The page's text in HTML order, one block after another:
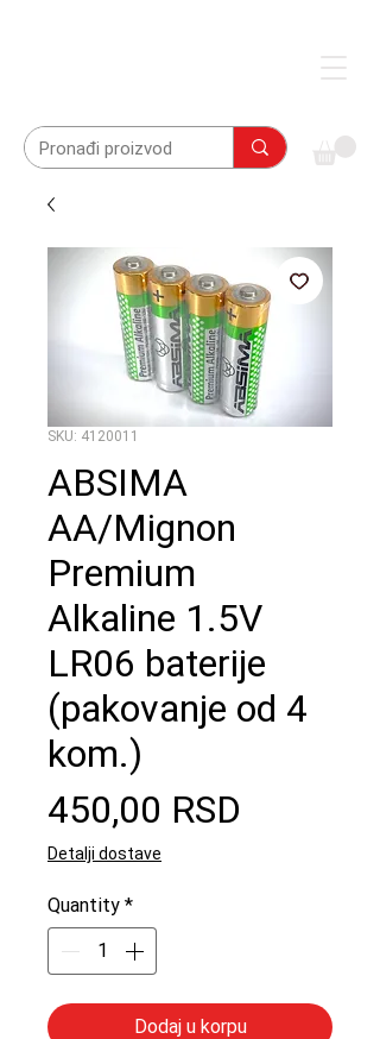
SKU: 4120011
ABSIMA
AA/Mignon
Premium
Alkaline 1.5V
LR06 baterije
(pakovanje od 4
kom.)
450,00 RSD
Detalji dostave
Quantity *
Dodaj u korpu